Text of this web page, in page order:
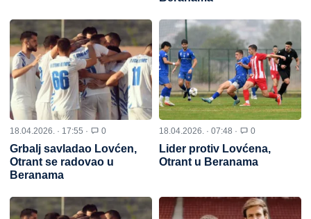
18.04.2026. · 17:55 · 0
Grbalj savladao Lovćen,
Otrant se radovao u
Beranama
18.04.2026. · 07:48 · 0
Lider protiv Lovćena,
Otrant u Beranama